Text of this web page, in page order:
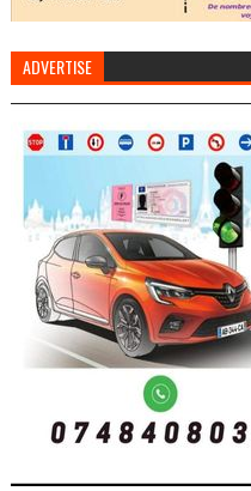
ADVERTISE